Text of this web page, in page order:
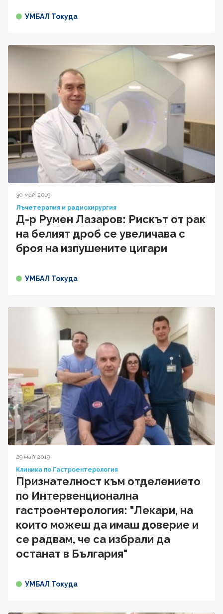
УМБАЛ Токуда
30 май 2019
Лъчетерапия и радиохирургия
Д-р Румен Лазаров: Рискът от рак
на белият дроб се увеличава с
броя на изпушените цигари
УМБАЛ Токуда
29 май 2019
Клиника по Гастроентерология
Признателност към отделението
по Интервенционална
гастроентерология: "Лекари, на
които можеш да имаш доверие и
се радвам, че са избрали да
останат в България"
УМБАЛ Токуда